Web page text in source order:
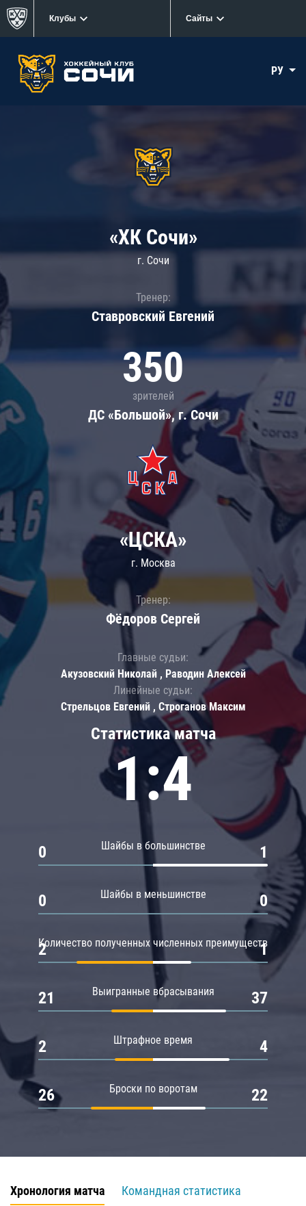
Клубы Сайты
РУ
«ХК Сочи»
г. Сочи
Тренер:
Ставровский Евгений
350
зрителей
ДС «Большой», г. Сочи
Статистика матча
1:4
Шайбы в большинстве
0 1
Шайбы в меньшинстве
0 0
Количество полученных численных преимуществ
2 1
Выигранные вбрасывания
21 37
Штрафное время
2 4
Броски по воротам
26 22
«ЦСКА»
г. Москва
Тренер:
Фёдоров Сергей
Главные судьи:
Акузовский Николай , Раводин Алексей
Линейные судьи:
Стрельцов Евгений , Строганов Максим
Хронология матча
Командная статистика